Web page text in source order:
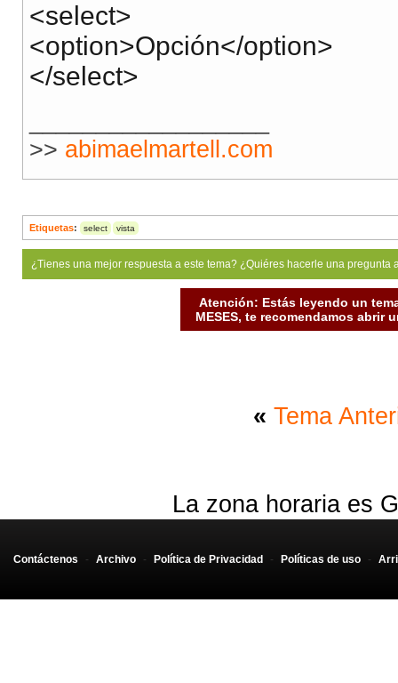
<select>
<option>Opción</option>
</select>
>> abimaelmartell.com
Etiquetas: select vista
¿Tienes una mejor respuesta a este tema? ¿Quiéres hacerle una
Atención: Estás leyendo un
MESES, te recomendamos abrir
« Tema
La zona horaria es
Contáctenos - Archivo - Política de Privacidad - Políticas de uso -